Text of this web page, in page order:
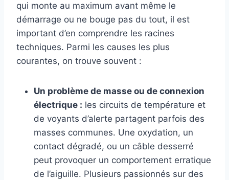
qui monte au maximum avant même le
démarrage ou ne bouge pas du tout, il est
important d’en comprendre les racines
techniques. Parmi les causes les plus
courantes, on trouve souvent :
Un problème de masse ou de connexion
électrique : les circuits de température et
de voyants d’alerte partagent parfois des
masses communes. Une oxydation, un
contact dégradé, ou un câble desserré
peut provoquer un comportement erratique
de l’aiguille. Plusieurs passionnés sur des